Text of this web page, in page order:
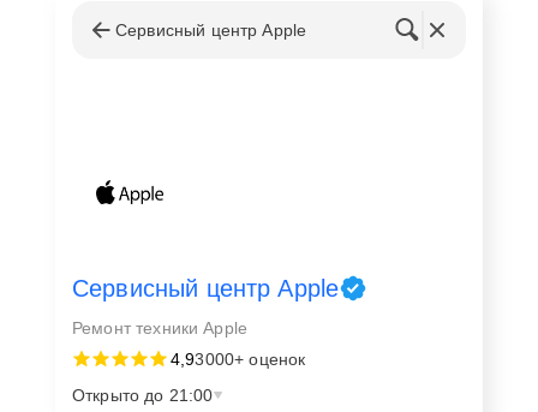
Сервисный центр Apple
Сервисный центр Apple
Ремонт техники Apple
4,93000+ оценок
Открыто до 21:00